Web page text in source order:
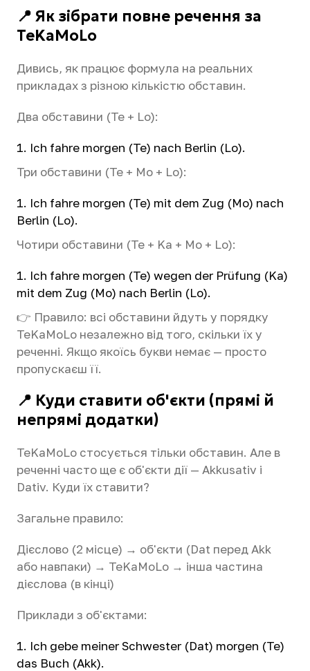
📍 Як зібрати повне речення за
TeKaMoLo
Дивись, як працює формула на реальних
прикладах з різною кількістю обставин.
Два обставини (Te + Lo):
Ich fahre morgen (Te) nach Berlin (Lo).
Три обставини (Te + Mo + Lo):
Ich fahre morgen (Te) mit dem Zug (Mo) nach
Berlin (Lo).
Чотири обставини (Te + Ka + Mo + Lo):
Ich fahre morgen (Te) wegen der Prüfung (Ka)
mit dem Zug (Mo) nach Berlin (Lo).
👉 Правило: всі обставини йдуть у порядку
TeKaMoLo незалежно від того, скільки їх у
реченні. Якщо якоїсь букви немає — просто
пропускаєш її.
📍 Куди ставити об'єкти (прямі й
непрямі додатки)
TeKaMoLo стосується тільки обставин. Але в
реченні часто ще є об'єкти дії — Akkusativ і
Dativ. Куди їх ставити?
Загальне правило:
Дієслово (2 місце) → об'єкти (Dat перед Akk
або навпаки) → TeKaMoLo → інша частина
дієслова (в кінці)
Приклади з об'єктами:
Ich gebe meiner Schwester (Dat) morgen (Te)
das Buch (Akk).